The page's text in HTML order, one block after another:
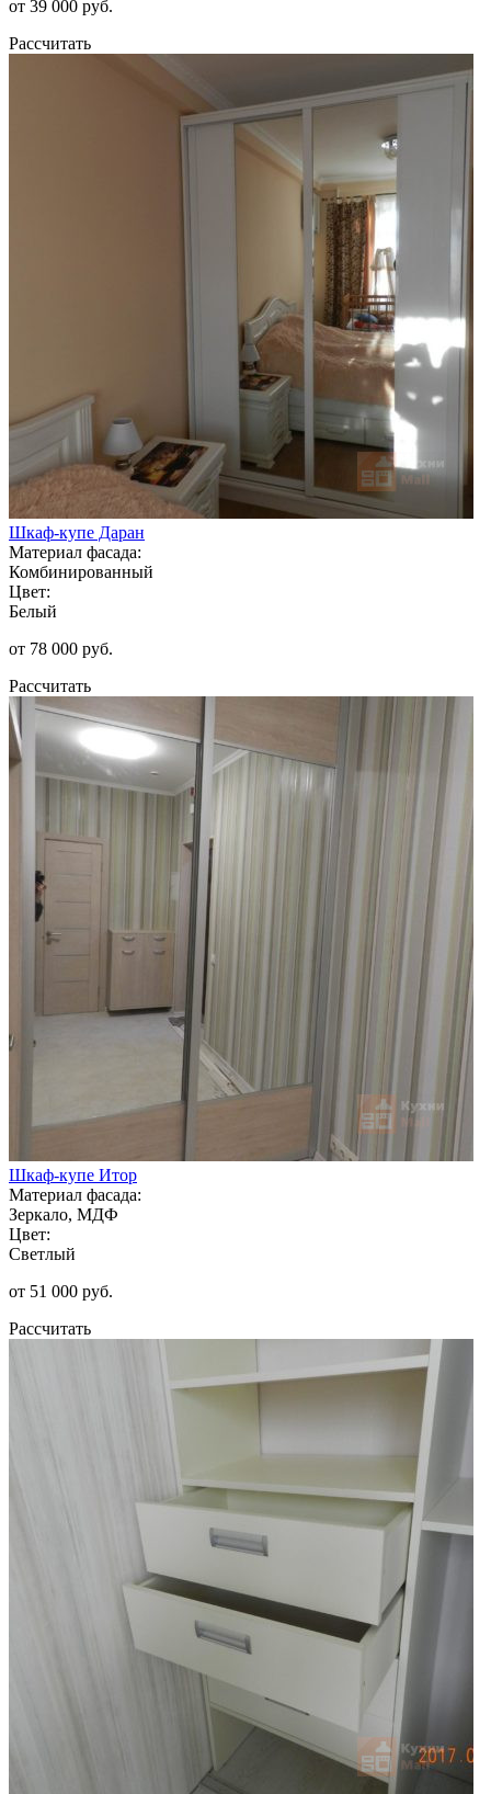
от 39 000 руб.
Рассчитать
Шкаф-купе Даран
Материал фасада:
Комбинированный
Цвет:
Белый
от 78 000 руб.
Рассчитать
Шкаф-купе Итор
Материал фасада:
Зеркало, МДФ
Цвет:
Светлый
от 51 000 руб.
Рассчитать